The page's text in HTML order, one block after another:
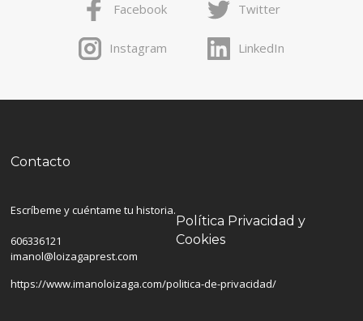
Facebook Twitter
Instagram LinkedIn
Contacto
Escríbeme y cuéntame tu historia.
606336121
imanol@loizagaprest.com
Política Privacidad y
Cookies
https://www.imanoloizaga.com/politica-de-privacidad/